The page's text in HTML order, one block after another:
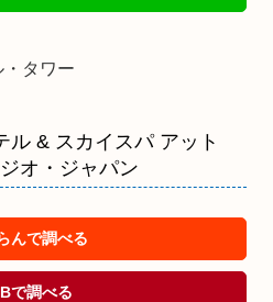
タワー
ル & スカイスパ アット
オ・ジャパン
んで調べる
で調べる